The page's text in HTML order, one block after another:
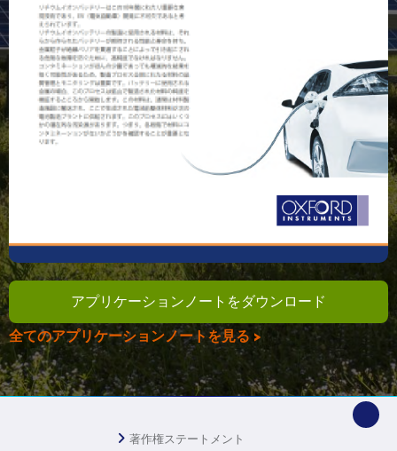
アプリケーションノートをダウンロード
全てのアプリケーションノートを見る >
著作権ステートメント